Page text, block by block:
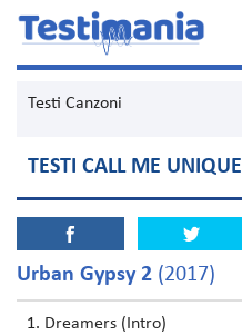
Testi Canzoni
TESTI CALL ME UNIQUE
Urban Gypsy 2 (2017)
Dreamers (Intro)